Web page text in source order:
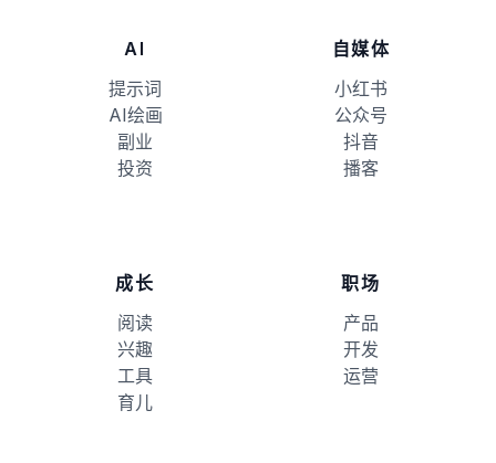
AI
提示词
AI绘画
副业
投资
自媒体
小红书
公众号
抖音
播客
成长
阅读
兴趣
工具
育儿
职场
产品
开发
运营